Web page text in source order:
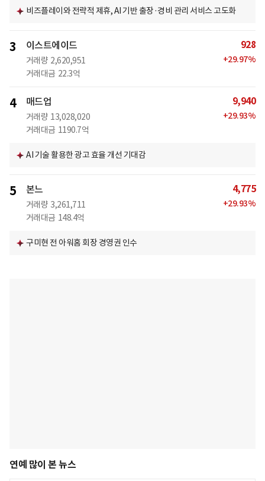
비즈플레이와 전략적 제휴, AI 기반 출장·경비 관리 서비스 고도화
3 이스트에이드
거래량 2,620,951
거래대금 22.3억
928
+29.97%
4 매드업
거래량 13,028,020
거래대금 1190.7억
9,940
+29.93%
AI 기술 활용한 광고 효율 개선 기대감
5 본느
거래량 3,261,711
거래대금 148.4억
4,775
+29.93%
구미현 전 아워홈 회장 경영권 인수
연예 많이 본 뉴스